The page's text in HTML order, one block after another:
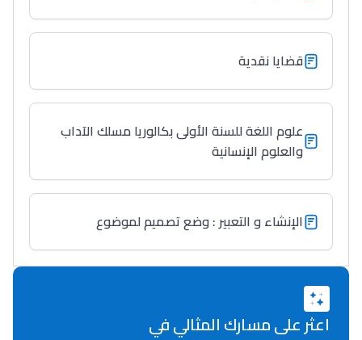
قضايا نقدية
علوم اللغة للسنة الأولى بكالوريا مسلك الآداب
والعلوم الإنسانية
الإنشاء و التعبير : وضع تصميم لموضوع
اعثر على مسارك المثالي في